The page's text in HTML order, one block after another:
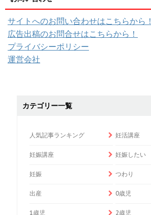
サイトへのお問い合わせはこちらから！
広告出稿のお問合せはこちらから！
プライバシーポリシー
運営会社
カテゴリー一覧
人気記事ランキング 妊活講座
妊娠講座 妊娠したい
妊娠 つわり
出産 0歳児
1歳児 2歳児